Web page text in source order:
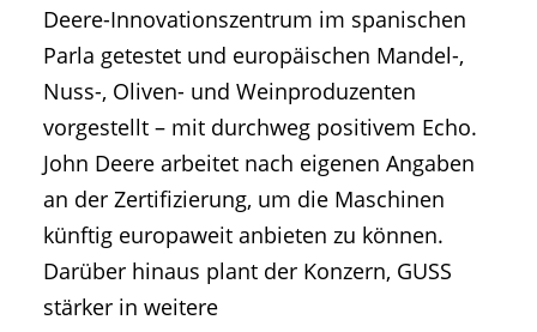
Deere-Innovationszentrum im spanischen
Parla getestet und europäischen Mandel-,
Nuss-, Oliven- und Weinproduzenten
vorgestellt – mit durchweg positivem Echo.
John Deere arbeitet nach eigenen Angaben
an der Zertifizierung, um die Maschinen
künftig europaweit anbieten zu können.
Darüber hinaus plant der Konzern, GUSS
stärker in weitere